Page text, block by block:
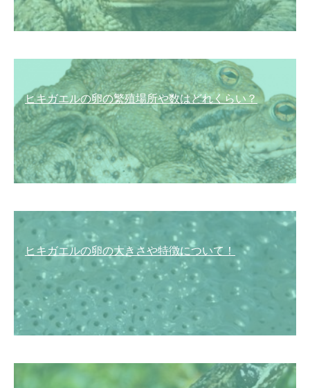
ヒキガエルの卵の繁殖場所や数はどれくらい？
ヒキガエルの卵の大きさや特徴について！